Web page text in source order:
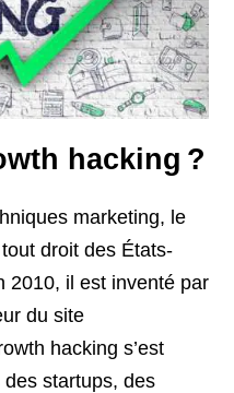
hacking ?
marketing, le
droit des États-
2010, il est inventé par
du site
hacking s’est
startups, des